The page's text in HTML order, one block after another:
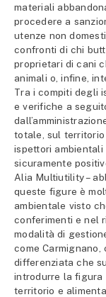
materiali
procedere a
utenze non
confronti di chi
proprietari di cani
animali o, infine,
Tra i compiti degli
e verifiche a
totale, sul
ispettori
sicuramente
Alia Multiutility –
queste figure è
ambientale visto
conferimenti e nel
modalità di
come
differenziata che
introdurre la figura
territorio e